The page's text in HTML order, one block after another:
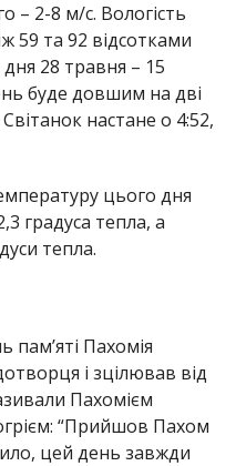
– 2-8 м/с. Вологість
59 та 92 відсотками
28 травня – 15
буде довшим на дві
настане о 4:52,
цього дня
градуса тепла, а
тепла.
пам’яті Пахомія
і зцілював від
Пахомієм
“Прийшов Пахом
цей день завжди